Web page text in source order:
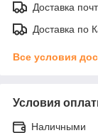
Доставка
Доставка по
Все условия
Условия
Наличными